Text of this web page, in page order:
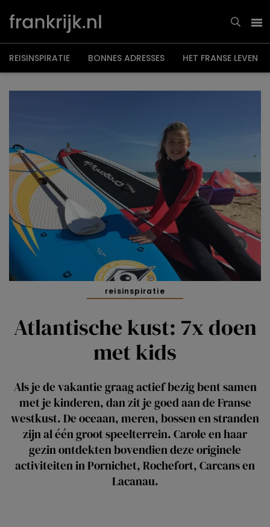
naar
inhoud
REISINSPIRATIE BONNES ADRESSES HET FRANSE LEVEN
reisinspiratie
Atlantische kust: 7x doen
met kids
Als je de vakantie graag actief bezig bent samen
met je kinderen, dan zit je goed aan de Franse
westkust. De oceaan, meren, bossen en stranden
zijn al één groot speelterrein. Carole en haar
gezin ontdekten bovendien deze originele
activiteiten in Pornichet, Rochefort, Carcans en
Lacanau.